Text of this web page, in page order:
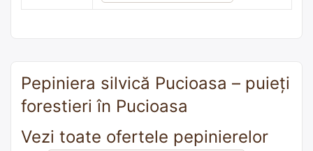
Pepiniera silvică Pucioasa – puieți
forestieri în Pucioasa
Vezi toate ofertele pepinierelor